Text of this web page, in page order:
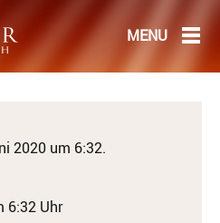
2020 um 6:32.
6:32 Uhr